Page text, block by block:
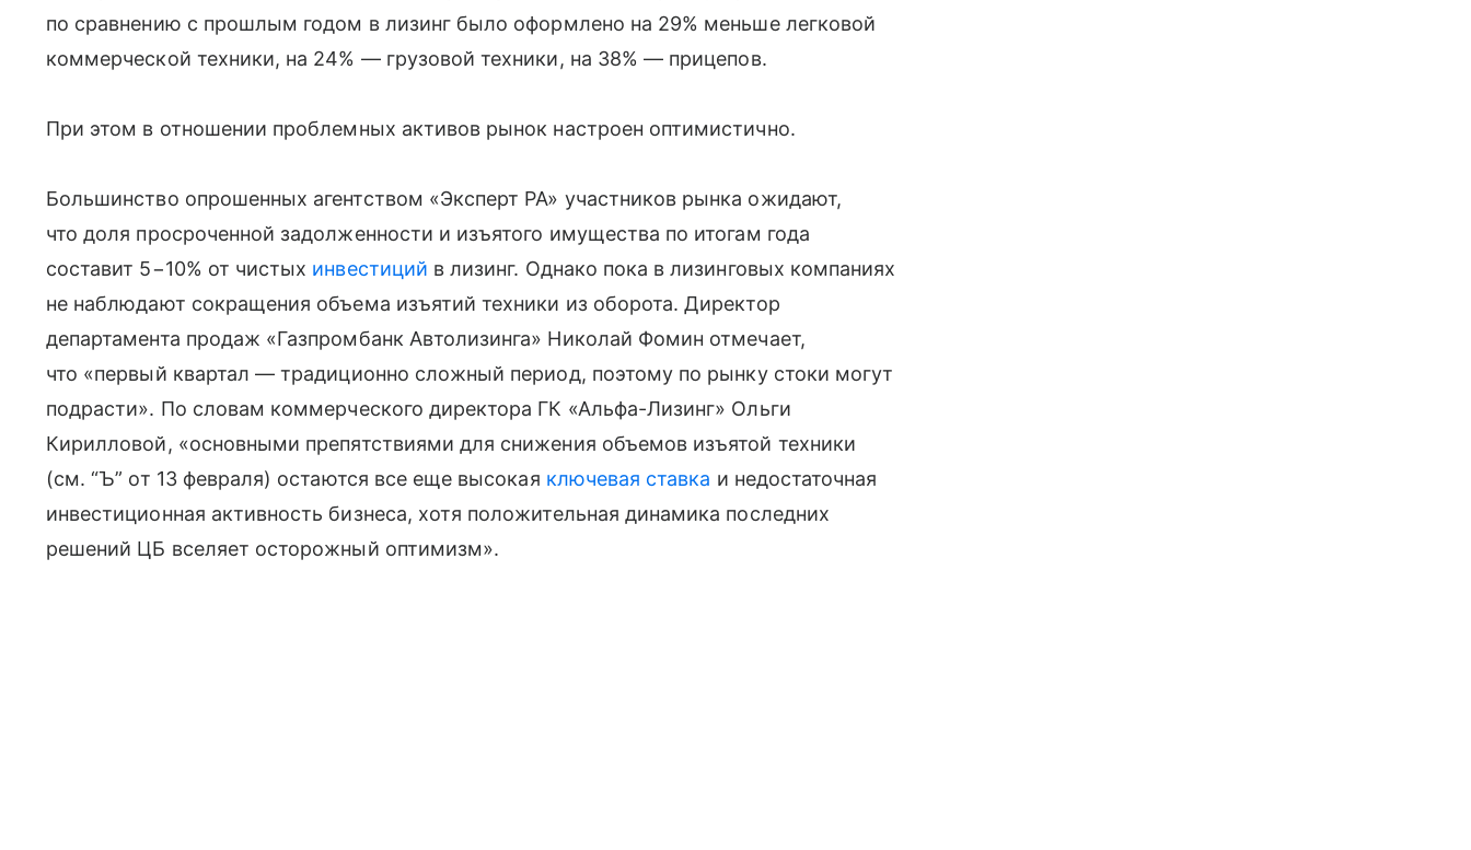
по сравнению с прошлым годом в лизинг было оформлено на 29% меньше легковой
коммерческой техники, на 24% — грузовой техники, на 38% — прицепов.
При этом в отношении проблемных активов рынок настроен оптимистично.
Большинство опрошенных агентством «Эксперт РА» участников рынка ожидают,
что доля просроченной задолженности и изъятого имущества по итогам года
составит 5−10% от чистых инвестиций в лизинг. Однако пока в лизинговых компаниях
не наблюдают сокращения объема изъятий техники из оборота. Директор
департамента продаж «Газпромбанк Автолизинга» Николай Фомин отмечает,
что «первый квартал — традиционно сложный период, поэтому по рынку стоки могут
подрасти». По словам коммерческого директора ГК «Альфа-Лизинг» Ольги
Кирилловой, «основными препятствиями для снижения объемов изъятой техники
(см. “Ъ” от 13 февраля) остаются все еще высокая ключевая ставка и недостаточная
инвестиционная активность бизнеса, хотя положительная динамика последних
решений ЦБ вселяет осторожный оптимизм».